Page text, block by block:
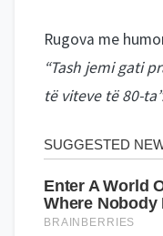
Rugova me
“Tash jemi gati
të viteve të 80-